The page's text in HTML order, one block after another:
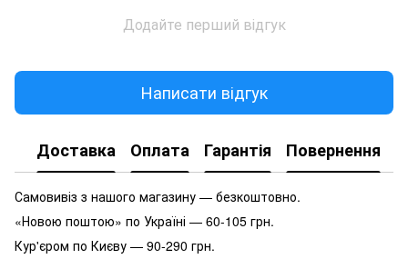
Додайте перший відгук
Написати відгук
Доставка Оплата Гарантія Повернення
Самовивіз з нашого магазину — безкоштовно.
«Новою поштою» по Україні — 60-105 грн.
Кур'єром по Києву — 90-290 грн.